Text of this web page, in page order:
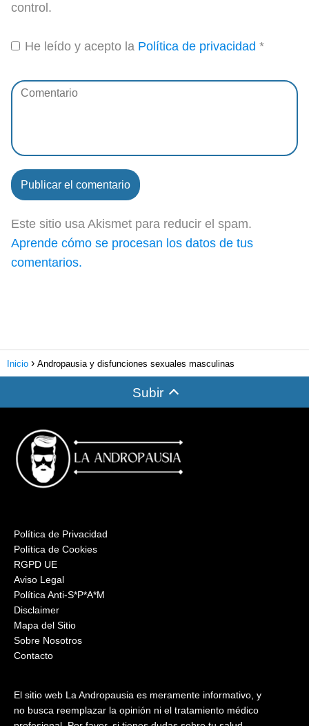
control.
He leído y acepto la Política de privacidad *
Este sitio usa Akismet para reducir el spam.
Aprende cómo se procesan los datos de tus
comentarios.
Inicio Andropausia y disfunciones sexuales masculinas
Subir
Política de Privacidad
Política de Cookies
RGPD UE
Aviso Legal
Política Anti-S*P*A*M
Disclaimer
Mapa del Sitio
Sobre Nosotros
Contacto
El sitio web La Andropausia es meramente informativo, y
no busca reemplazar la opinión ni el tratamiento médico